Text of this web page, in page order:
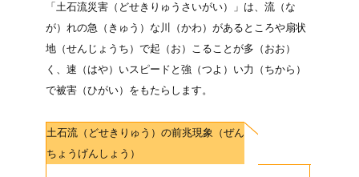
「土石流災害 （どせきりゅうさいがい） 」は、流 （な
が） れの急 （きゅう） な川 （かわ） があるところや扇状
地 （せんじょうち） で起 （お） こることが多 （おお）
く、速 （はや） いスピードと強 （つよ） い力
（ちから）
で被害 （ひがい） をもたらします。
土石流 （どせきりゅう） の前兆現象 （ぜん
ちょうげんしょう）